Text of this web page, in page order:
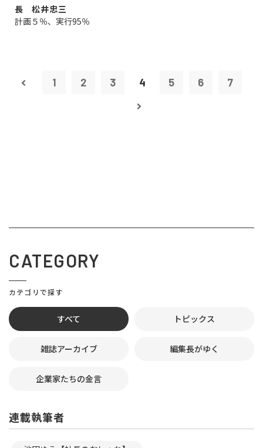
長 松井忠三
計画５％、実行95％
1 2 3 4 5 6 7
CATEGORY
カテゴリで探す
すべて トピックス
雑誌アーカイブ 編集長がゆく
企業家たちの金言
連載執筆者